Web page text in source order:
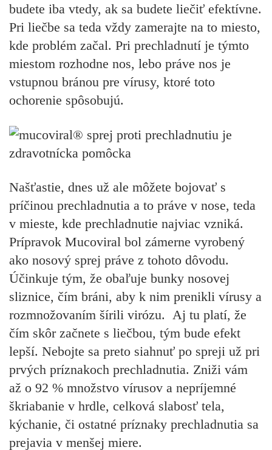
budete iba vtedy, ak sa budete liečiť efektívne.
Pri liečbe sa teda vždy zamerajte na to miesto,
kde problém začal. Pri prechladnutí je týmto
miestom rozhodne nos, lebo práve nos je
vstupnou bránou pre vírusy, ktoré toto
ochorenie spôsobujú.
Našťastie, dnes už ale môžete bojovať s
príčinou prechladnutia a to práve v nose, teda
v mieste, kde prechladnutie najviac vzniká.
Prípravok Mucoviral bol zámerne vyrobený
ako nosový sprej práve z tohoto dôvodu.
Účinkuje tým, že obaľuje bunky nosovej
sliznice, čím bráni, aby k nim prenikli vírusy a
rozmnožovaním šírili virózu. Aj tu platí, že
čím skôr začnete s liečbou, tým bude efekt
lepší. Nebojte sa preto siahnuť po spreji už pri
prvých príznakoch prechladnutia. Zniži vám
až o 92 % množstvo vírusov a nepríjemné
škriabanie v hrdle, celková slabosť tela,
kýchanie, či ostatné príznaky prechladnutia sa
prejavia v menšej miere.